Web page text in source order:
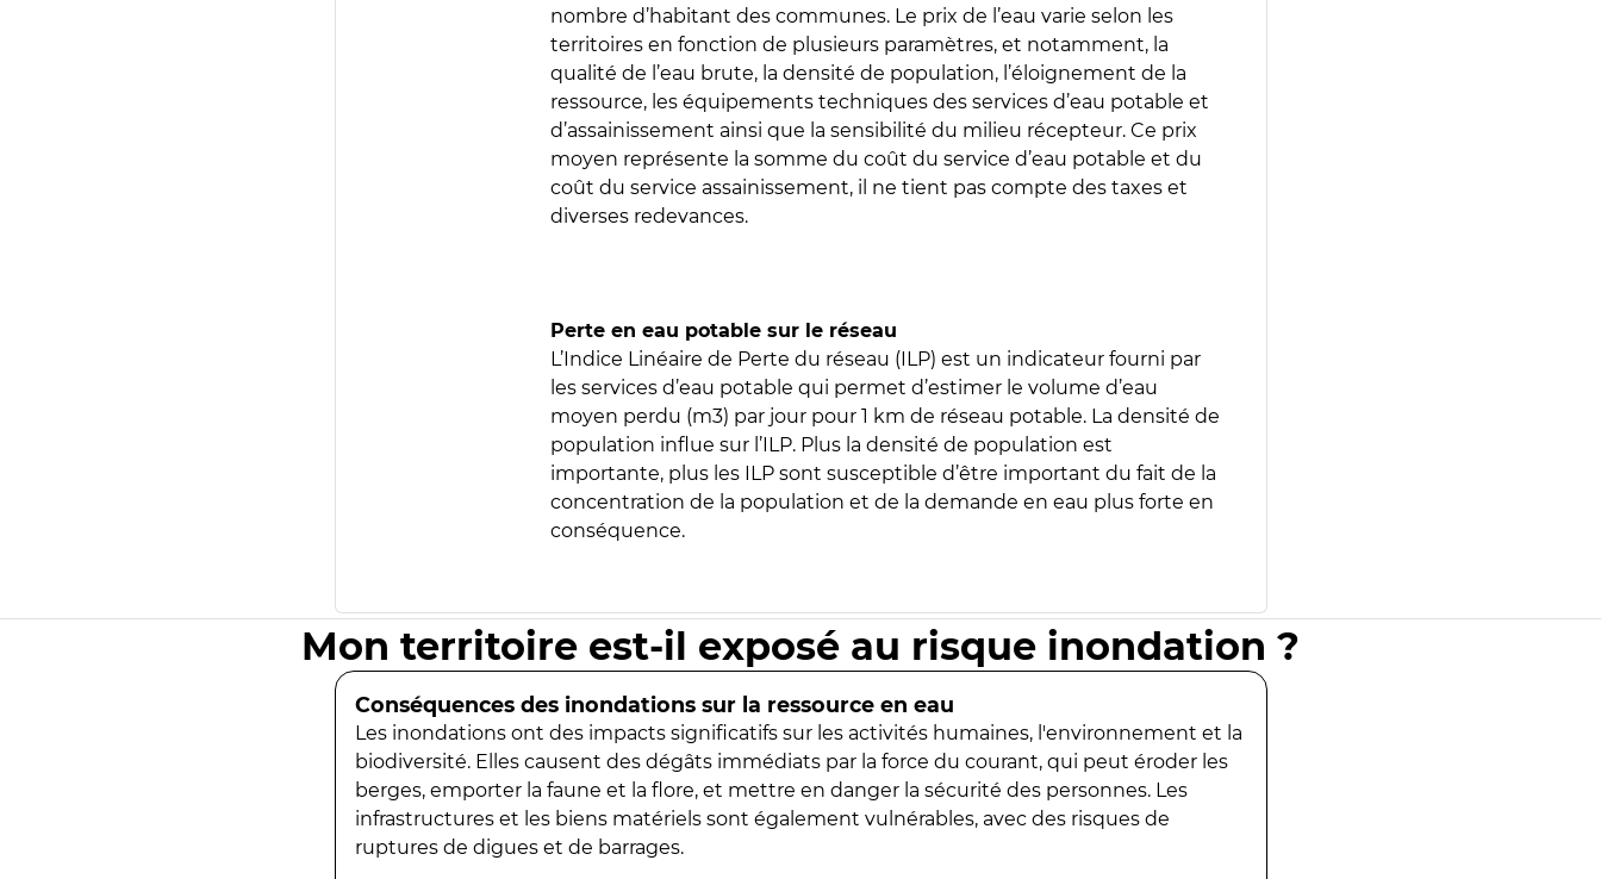
nombre d’habitant des communes. Le prix de l’eau varie selon les
territoires en fonction de plusieurs paramètres, et notamment, la
qualité de l’eau brute, la densité de population, l’éloignement de la
ressource, les équipements techniques des services d’eau potable et
d’assainissement ainsi que la sensibilité du milieu récepteur. Ce prix
moyen représente la somme du coût du service d’eau potable et du
coût du service assainissement, il ne tient pas compte des taxes et
diverses redevances.
Perte en eau potable sur le réseau
L’Indice Linéaire de Perte du réseau (ILP) est un indicateur fourni par
les services d’eau potable qui permet d’estimer le volume d’eau
moyen perdu (m3) par jour pour 1 km de réseau potable. La densité de
population influe sur l’ILP. Plus la densité de population est
importante, plus les ILP sont susceptible d’être important du fait de la
concentration de la population et de la demande en eau plus forte en
conséquence.
Mon territoire est-il exposé au risque inondation ?
Conséquences des inondations sur la ressource en eau
Les inondations ont des impacts significatifs sur les activités humaines, l'environnement et la
biodiversité. Elles causent des dégâts immédiats par la force du courant, qui peut éroder les
berges, emporter la faune et la flore, et mettre en danger la sécurité des personnes. Les
infrastructures et les biens matériels sont également vulnérables, avec des risques de
ruptures de digues et de barrages.